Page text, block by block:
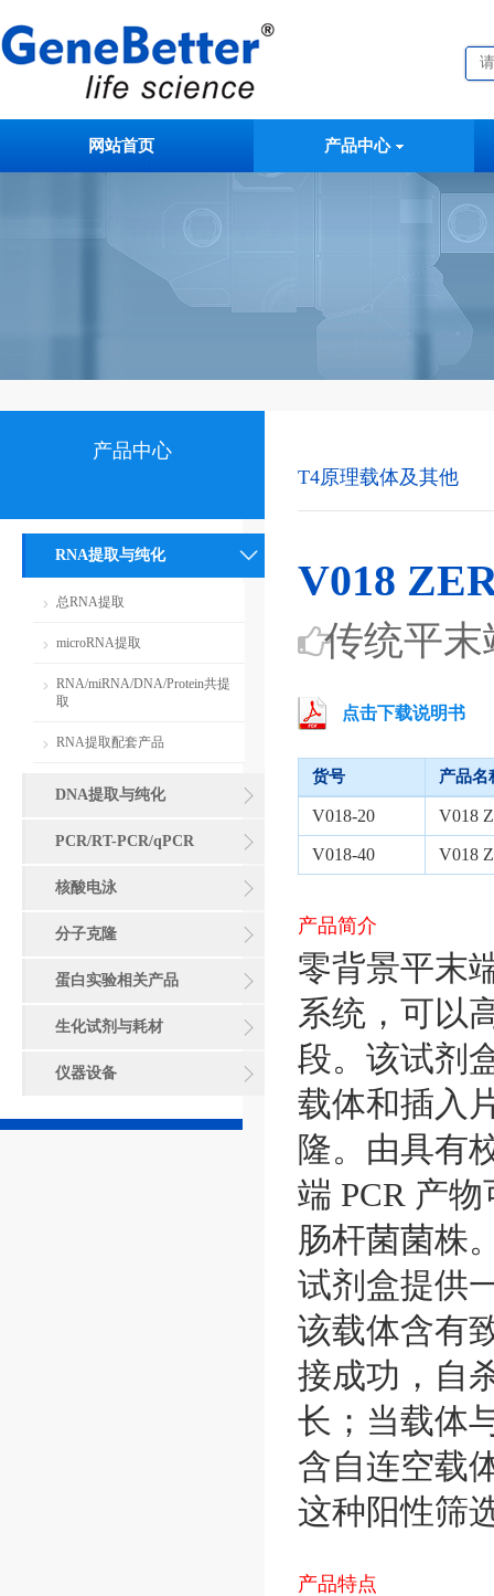
网站首页 产品中心
产品中心
RNA提取与纯化
总RNA提取
microRNA提取
RNA/miRNA/DNA/Protein共提
取
RNA提取配套产品
DNA提取与纯化
PCR/RT-PCR/qPCR
核酸电泳
分子克隆
蛋白实验相关产品
生化试剂与耗材
仪器设备
T4原理载体及其他
V018
传统平
点击下载说明书
货号 产品名
V018-20 V018
V018-40 V018
产品简介
零背景平末
系统，可以
段。该试剂
载体和插入
隆。由具有
端 PCR 产
肠杆菌菌株
试剂盒提供
该载体含有
接成功，自
长；当载体
含自连空载
这种阳性筛
产品特点